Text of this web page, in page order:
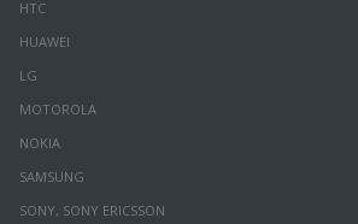
HTC
HUAWEI
LG
MOTOROLA
NOKIA
SAMSUNG
SONY, SONY ERICSSON